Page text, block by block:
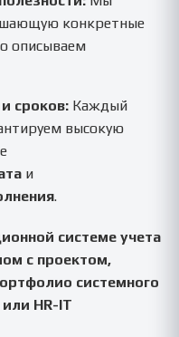
конкретные
описываем
сроков: Каждый
высокую
и
.
системе учета
с проектом,
системного
HR-IT